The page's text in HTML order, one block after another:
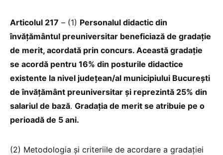
Articolul 217 – (1) Personalul didactic din
învățământul preuniversitar beneficiază de gradație
de merit, acordată prin concurs. Această gradație
se acordă pentru 16% din posturile didactice
existente la nivel județean/al municipiului București
de învățământ preuniversitar și reprezintă 25% din
salariul de bază. Gradația de merit se atribuie pe o
perioadă de 5 ani.
(2) Metodologia și criteriile de acordare a gradației